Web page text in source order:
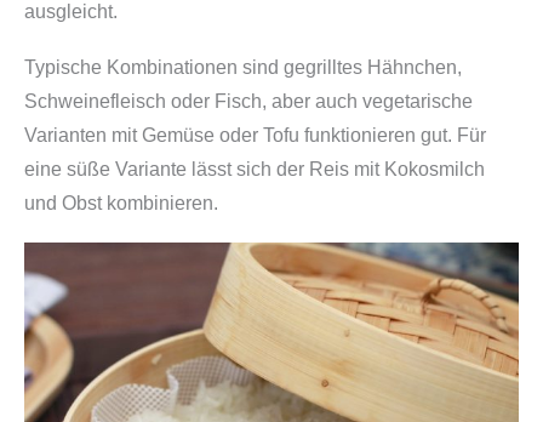
ausgleicht.
Typische Kombinationen sind gegrilltes Hähnchen,
Schweinefleisch oder Fisch, aber auch vegetarische
Varianten mit Gemüse oder Tofu funktionieren gut. Für
eine süße Variante lässt sich der Reis mit Kokosmilch
und Obst kombinieren.